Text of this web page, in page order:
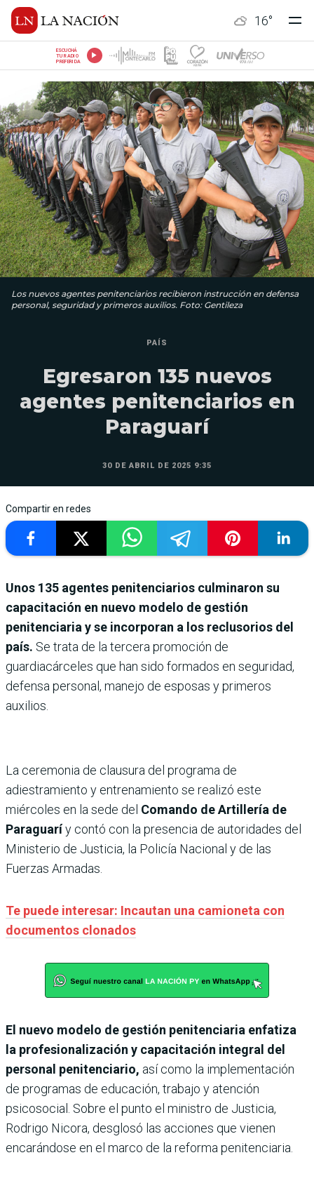
16°
ESCUCHÁ
TU RADIO
PREFERIDA
Los nuevos agentes penitenciarios recibieron instrucción en defensa
personal, seguridad y primeros auxilios. Foto: Gentileza
PAÍS
Egresaron 135 nuevos
agentes penitenciarios en
Paraguarí
30 DE ABRIL DE 2025 9:35
Compartir en redes
Unos 135 agentes penitenciarios culminaron su
capacitación en nuevo modelo de gestión
penitenciaria y se incorporan a los reclusorios del
país. Se trata de la tercera promoción de
guardiacárceles que han sido formados en seguridad,
defensa personal, manejo de esposas y primeros
auxilios.
La ceremonia de clausura del programa de
adiestramiento y entrenamiento se realizó este
miércoles en la sede del Comando de Artillería de
Paraguaríy contó con la presencia de autoridades del
Ministerio de Justicia, la Policía Nacional y de las
Fuerzas Armadas.
Te puede interesar: Incautan una camioneta con
documentos clonados
El nuevo modelo de gestión penitenciaria enfatiza
la profesionalización y capacitación integral del
personal penitenciario, así como la implementación
de programas de educación, trabajo y atención
psicosocial. Sobre el punto el ministro de Justicia,
Rodrigo Nicora, desglosó las acciones que vienen
encarándose en el marco de la reforma penitenciaria.